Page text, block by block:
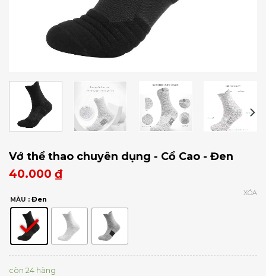
Vớ thể thao chuyên dụng - Cổ Cao - Đen
40.000 ₫
MÀU : Đen
XÓA
còn 24 hàng